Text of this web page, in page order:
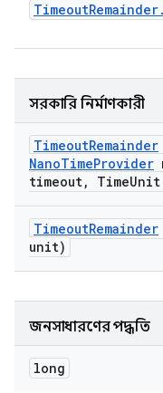
TimeoutRemainder.
সরকারি নির্মাণকারী
TimeoutRemainder
NanoTimeProvider
timeout, Time
TimeoutRemainder
unit)
জনসাধারণের পদ্ধতি
long